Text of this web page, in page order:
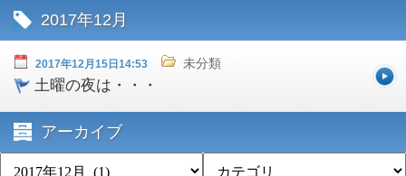
2017年12月
2017年12月15日14:53 未分類
土曜の夜は・・・
アーカイブ